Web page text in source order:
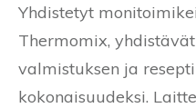
Yhdistetyt
Thermomix,
valmistuksen ja
kokonaisuudeksi.